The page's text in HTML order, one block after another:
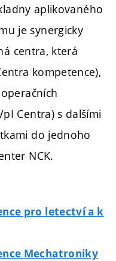
aplikovaného
je synergicky
centra, která
kompetence),
Centra) s dalšími
do jednoho
NCK.
pro letectví a k
Mechatroniky